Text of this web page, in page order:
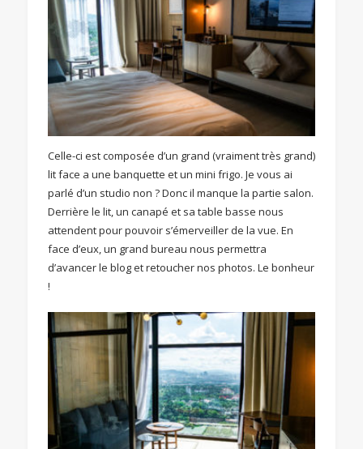
Celle-ci est composée d’un grand (vraiment très grand)
lit face a une banquette et un mini frigo. Je vous ai
parlé d’un studio non ? Donc il manque la partie salon.
Derrière le lit, un canapé et sa table basse nous
attendent pour pouvoir s’émerveiller de la vue. En
face d’eux, un grand bureau nous permettra
d’avancer le blog et retoucher nos photos. Le bonheur
!